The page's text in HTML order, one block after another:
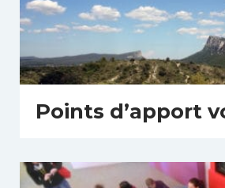
Points d’apport